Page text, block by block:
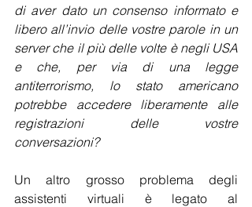
di aver dato un consenso informato e
libero all’invio delle vostre parole in un
server che il più delle volte è negli USA
e che, per via di una legge
antiterrorismo, lo stato americano
potrebbe accedere liberamente alle
registrazioni delle vostre
conversazioni?
Un altro grosso problema degli
assistenti virtuali è legato al